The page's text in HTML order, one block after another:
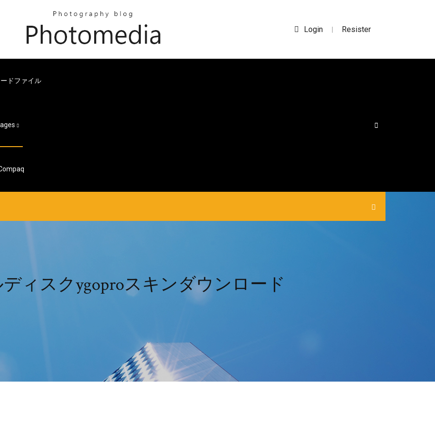
Login | Resister
ドファイル
ィスクygoproスキンダウンロード